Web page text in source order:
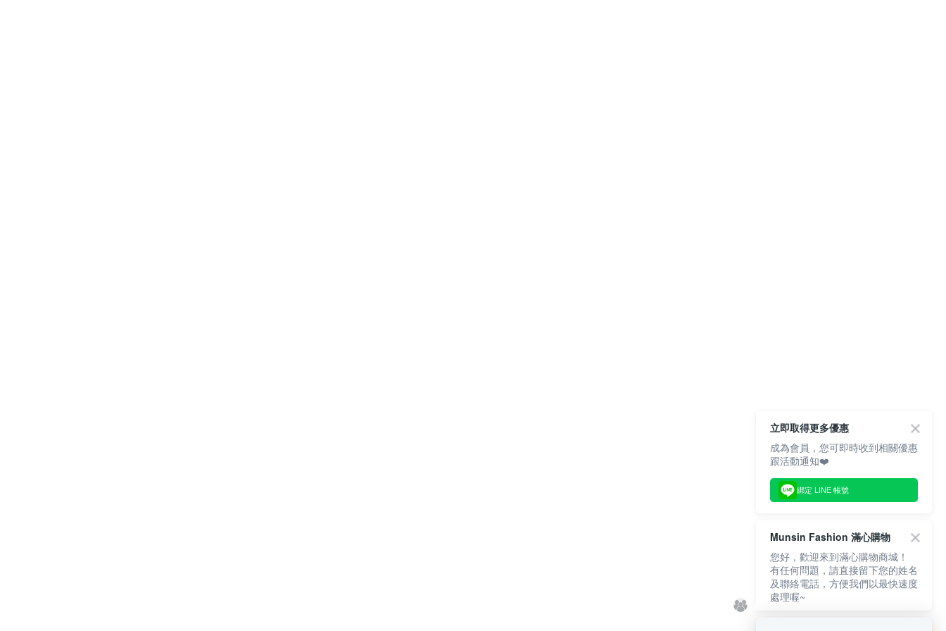
立即取得更多優惠
成為會員，您可即時收到相關優惠
跟活動通知❤️
綁定 LINE 帳號
Munsin Fashion 滿心購物
您好，歡迎來到滿心購物商城！
有任何問題，請直接留下您的姓名
及聯絡電話，方便我們以最快速度
處理喔~